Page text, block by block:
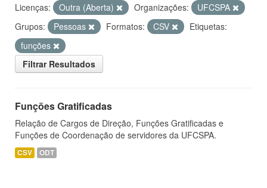
Licenças: Outra (Aberta) Organizações:
UFCSPA
Grupos:
Pessoas Formatos: CSV
Etiquetas:
funções
Filtrar Resultados
Funções Gratificadas
Relação de Cargos de Direção, Funções Gratificadas e
Funções de Coordenação de servidores da UFCSPA.
CSV ODT